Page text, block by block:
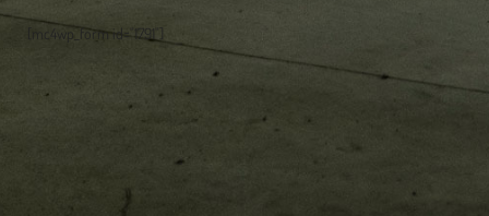
[mc4wp_form id="1791"]